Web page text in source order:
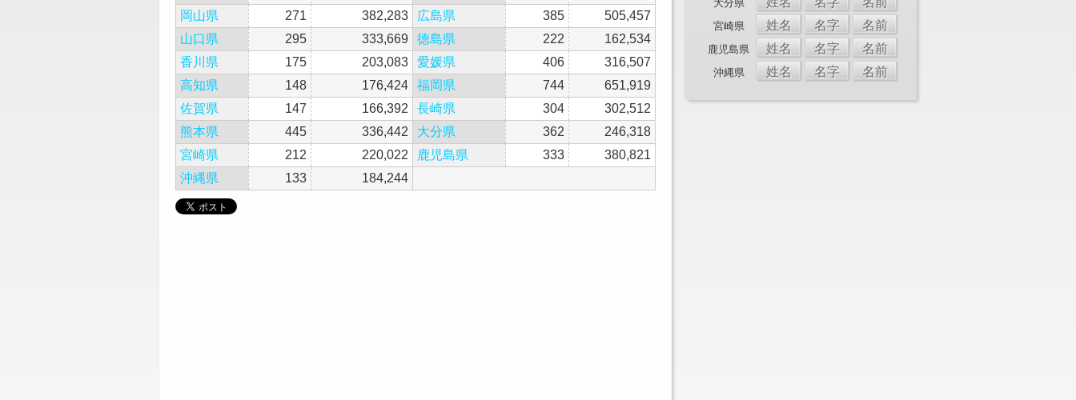
岡山県
271 382,283 広島県 385
505,457
山口県
295 333,669 徳島県 222
162,534
香川県
175 203,083 愛媛県 406
316,507
高知県
148 176,424 福岡県 744
651,919
佐賀県
147 166,392 長崎県 304
302,512
熊本県
445 336,442 大分県 362
246,318
宮崎県
212 220,022 鹿児島県 333
380,821
沖縄県
133 184,244
大分県
宮崎県 姓名 名字 名前
鹿児島県 姓名 名字 名前
沖縄県 姓名 名字 名前